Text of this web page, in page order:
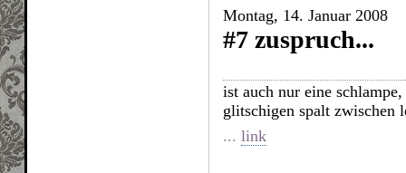
Montag, 14. Januar 2008
#7 zuspruch...
ist auch nur eine
glitschigen spalt zwischen
... link